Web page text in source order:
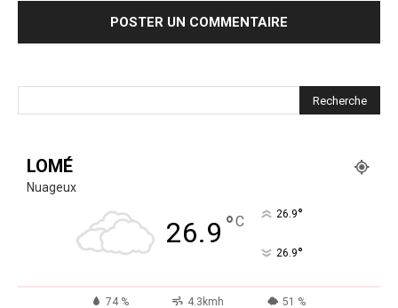
LOMÉ
Nuageux
26.9 °C 26.9°
26.9°
74 % 4.3kmh 51 %